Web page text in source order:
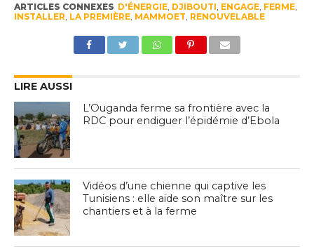
ARTICLES CONNEXES D'ÉNERGIE, DJIBOUTI ENGAGE, FERME,
INSTALLER LA PREMIÈRE, MAMMOET RENOUVELABLE
LIRE AUSSI
L’Ouganda ferme sa frontière avec la
RDC pour endiguer l’épidémie d’Ebola
Vidéos d’une chienne qui captive les
Tunisiens : elle aide son maître sur les
chantiers et à la ferme